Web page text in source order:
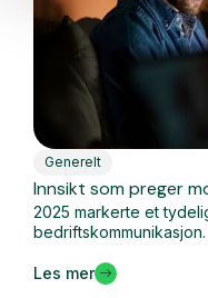
Generelt
Innsikt som preger
2025 markerte et
Les mer